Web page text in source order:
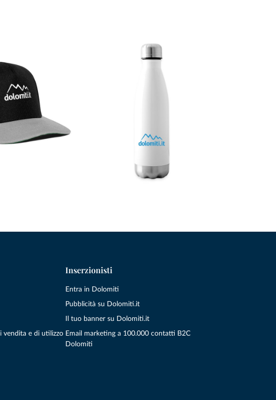
vendita e di utilizzo
Inserzionisti
Entra in Dolomiti
Pubblicità su Dolomiti.it
Il tuo banner su Dolomiti.it
Email marketing a 100.000 contatti B2C
Dolomiti